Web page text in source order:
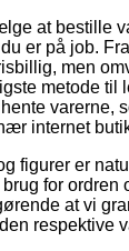
at bestille
er på job.
men
metode til
varerne,
internet
figurer er
for ordren
at vi
respektive